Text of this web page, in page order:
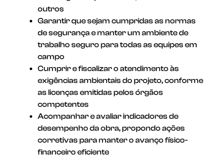
outros
Garantir que sejam cumpridas as normas
de segurança e manter um ambiente de
trabalho seguro para todas as equipes em
campo
Cumprir e fiscalizar o atendimento às
exigências ambientais do projeto, conforme
as licenças emitidas pelos órgãos
competentes
Acompanhar e avaliar indicadores de
desempenho da obra, propondo ações
corretivas para manter o avanço físico-
financeiro eficiente